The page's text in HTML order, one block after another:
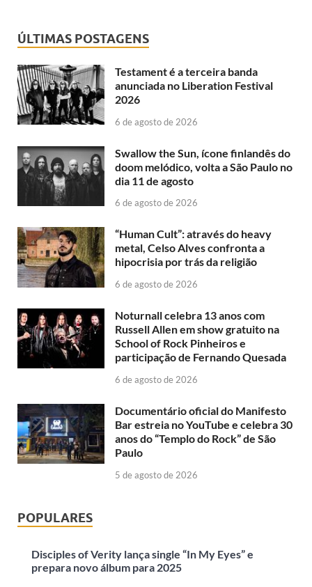
ÚLTIMAS POSTAGENS
Testament é a terceira banda
anunciada no Liberation Festival
2026
6 de agosto de 2026
Swallow the Sun, ícone finlandês do
doom melódico, volta a São Paulo no
dia 11 de agosto
6 de agosto de 2026
“Human Cult”: através do heavy
metal, Celso Alves confronta a
hipocrisia por trás da religião
6 de agosto de 2026
Noturnall celebra 13 anos com
Russell Allen em show gratuito na
School of Rock Pinheiros e
participação de Fernando Quesada
6 de agosto de 2026
Documentário oficial do Manifesto
Bar estreia no YouTube e celebra 30
anos do “Templo do Rock” de São
Paulo
5 de agosto de 2026
POPULARES
Disciples of Verity lança single “In My Eyes” e
prepara novo álbum para 2025